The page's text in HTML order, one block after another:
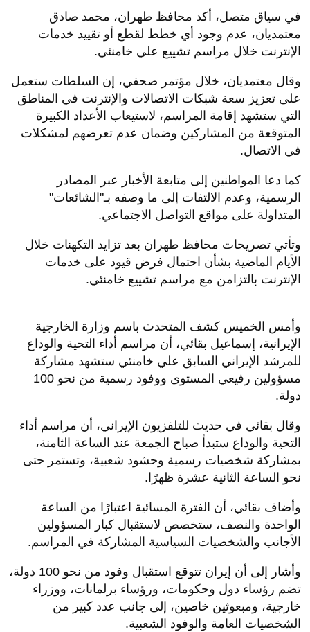
في سياق متصل، أكد محافظ طهران، محمد صادق
معتمديان، عدم وجود أي خطط لقطع أو تقييد خدمات
الإنترنت خلال مراسم تشييع علي خامنئي.
وقال معتمديان، خلال مؤتمر صحفي، إن السلطات ستعمل
على تعزيز سعة شبكات الاتصالات والإنترنت في المناطق
التي ستشهد إقامة المراسم، لاستيعاب الأعداد الكبيرة
المتوقعة من المشاركين وضمان عدم تعرضهم لمشكلات
في الاتصال.
كما دعا المواطنين إلى متابعة الأخبار عبر المصادر
الرسمية، وعدم الالتفات إلى ما وصفه بـ"الشائعات"
المتداولة على مواقع التواصل الاجتماعي.
وتأتي تصريحات محافظ طهران بعد تزايد التكهنات خلال
الأيام الماضية بشأن احتمال فرض قيود على خدمات
الإنترنت بالتزامن مع مراسم تشييع خامنئي.
وأمس الخميس كشف المتحدث باسم وزارة الخارجية
الإيرانية، إسماعيل بقائي، أن مراسم أداء التحية والوداع
للمرشد الإيراني السابق علي خامنئي ستشهد مشاركة
مسؤولين رفيعي المستوى ووفود رسمية من نحو 100
دولة.
وقال بقائي في حديث للتلفزيون الإيراني، أن مراسم أداء
التحية والوداع ستبدأ صباح الجمعة عند الساعة الثامنة،
بمشاركة شخصيات رسمية وحشود شعبية، وتستمر حتى
نحو الساعة الثانية عشرة ظهرًا.
وأضاف بقائي، أن الفترة المسائية اعتبارًا من الساعة
الواحدة والنصف، ستخصص لاستقبال كبار المسؤولين
الأجانب والشخصيات السياسية المشاركة في المراسم.
وأشار إلى أن إيران تتوقع استقبال وفود من نحو 100 دولة،
تضم رؤساء دول وحكومات، ورؤساء برلمانات، ووزراء
خارجية، ومبعوثين خاصين، إلى جانب عدد كبير من
الشخصيات العامة والوفود الشعبية.